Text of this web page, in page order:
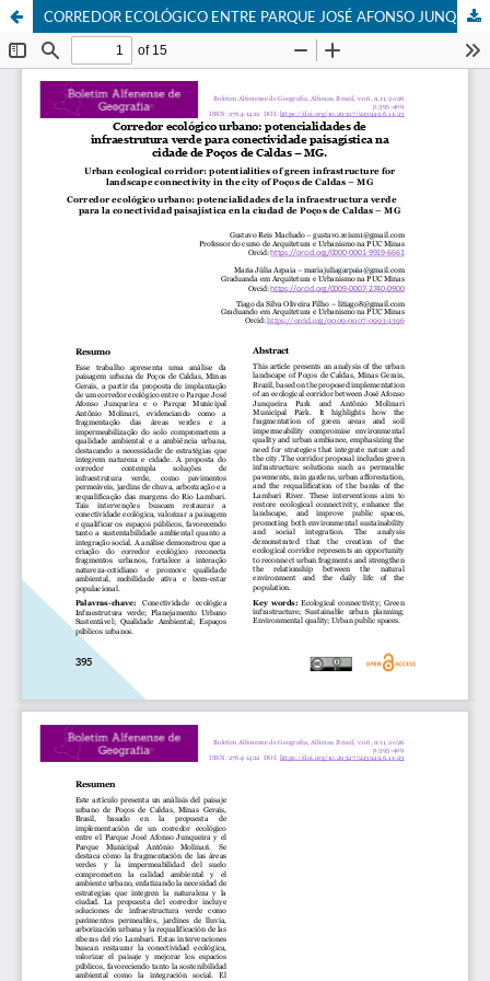
CORREDOR ECOLÓGICO ENTRE PARQUE JOSÉ AFONSO JUNQUEIRA E O PARQUE MUNICIPAL ANTÔNIO MOLINARI, POÇOS DE CALDAS - MG: